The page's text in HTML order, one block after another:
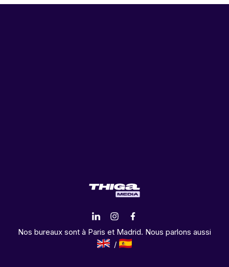
Nos bureaux sont à Paris et Madrid. Nous parlons aussi